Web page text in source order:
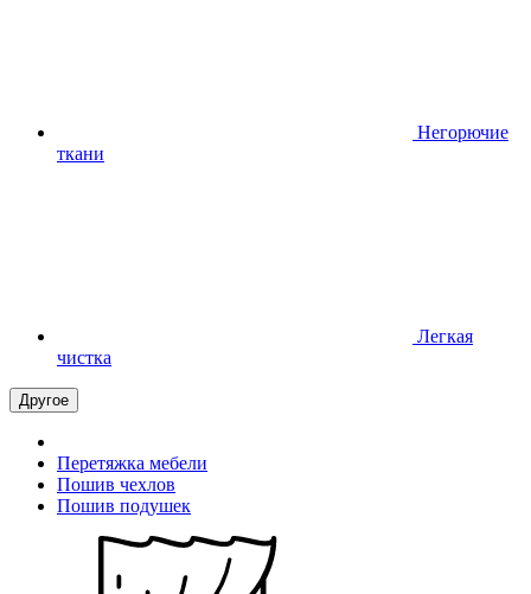
Негорючие
ткани
Легкая
чистка
Другое
Перетяжка мебели
Пошив чехлов
Пошив подушек